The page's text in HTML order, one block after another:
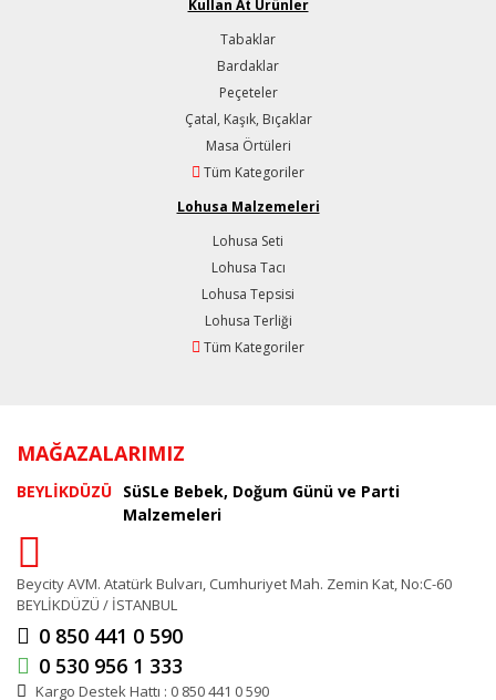
Kullan At Ürünler
Tabaklar
Bardaklar
Peçeteler
Çatal, Kaşık, Bıçaklar
Masa Örtüleri
Tüm Kategoriler
Lohusa Malzemeleri
Lohusa Seti
Lohusa Tacı
Lohusa Tepsisi
Lohusa Terliği
Tüm Kategoriler
MAĞAZALARIMIZ
BEYLİKDÜZÜ SüSLe Bebek, Doğum Günü ve Parti
Malzemeleri
Beycity AVM. Atatürk Bulvarı, Cumhuriyet Mah. Zemin Kat, No:C-60
BEYLİKDÜZÜ / İSTANBUL
0 850 441 0 590
0 530 956 1 333
Kargo Destek Hattı : 0 850 441 0 590